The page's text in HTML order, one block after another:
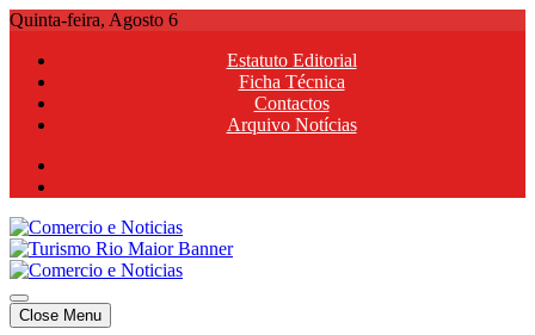
Skip
content
Quinta-feira, Agosto 6
Estatuto Editorial
Ficha Técnica
Contactos
Arquivo Notícias
Comercio e Noticias
Notícias e Publicidade Online
Comercio e Noticias
Notícias e Publicidade Online
Close Menu